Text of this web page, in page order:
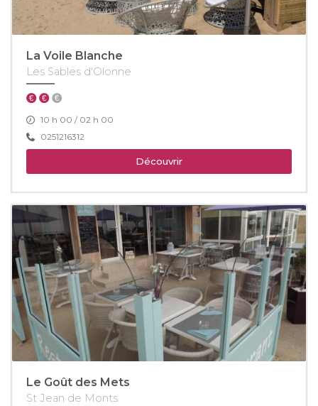
La Voile Blanche
Les Sables d'Olonne
10 h 00 / 02 h 00
0251216312
Découvrir
Le Goût des Mets
St Jean de Monts